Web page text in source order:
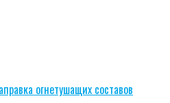
огнетушащих составов